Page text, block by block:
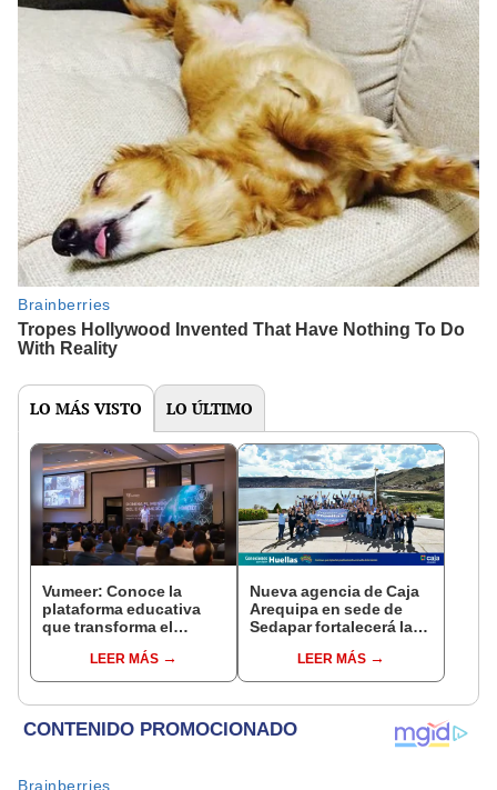
LO MÁS VISTO LO ÚLTIMO
Vumeer: Conoce la
plataforma educativa
que transforma el
Latinoamérica
LEER MÁS
Nueva agencia de Caja
Arequipa en sede de
Sedapar fortalecerá la
para la población
arequipeña.
LEER MÁS